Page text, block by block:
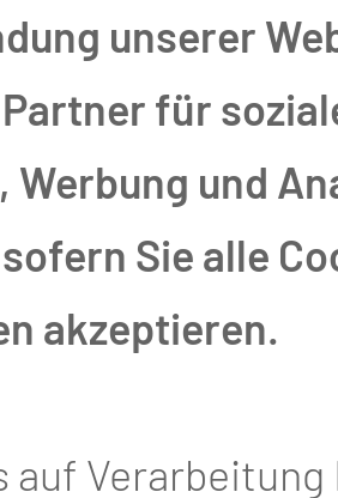
versus
bei Kindern
akuter
unserer
für
Werbung und
Sie alle
akzeptieren.
auf Verarbeitung